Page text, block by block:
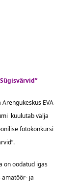
Arengukeskus EVA-
kuulutab välja
fotokonkursi
on oodatud igas
amatöör- ja